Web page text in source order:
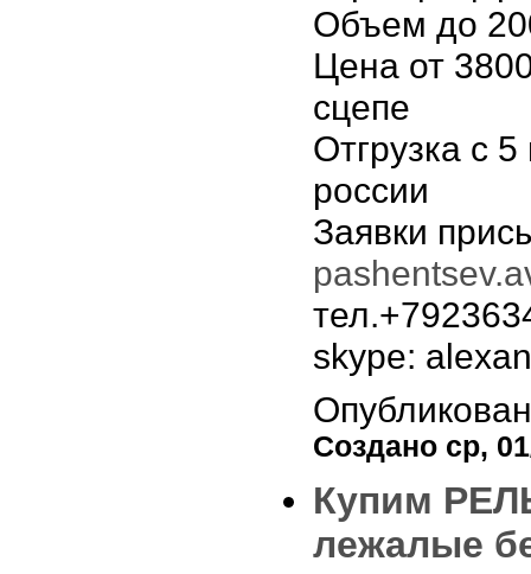
Объем до
Цена от
сцепе
Отгрузка с
россии
Заявки
skype:
Создано ср,
Купим
лежалые